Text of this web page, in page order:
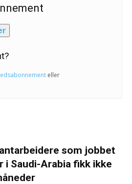
eller
som jobbet
i Saudi-Arabia fikk ikke